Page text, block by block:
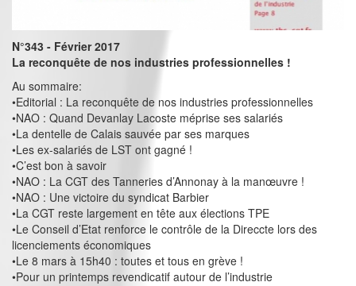
N°343 - Février 2017
La reconquête de nos industries professionnelles !
Au sommaire:
•Editorial : La reconquête de nos industries professionnelles
•NAO : Quand Devanlay Lacoste méprise ses salariés
•La dentelle de Calais sauvée par ses marques
•Les ex-salariés de LST ont gagné !
•C’est bon à savoir
•NAO : La CGT des Tanneries d’Annonay à la manœuvre !
•NAO : Une victoire du syndicat Barbier
•La CGT reste largement en tête aux élections TPE
•Le Conseil d’Etat renforce le contrôle de la Direccte lors des
licenciements économiques
•Le 8 mars à 15h40 : toutes et tous en grève !
•Pour un printemps revendicatif autour de l’industrie